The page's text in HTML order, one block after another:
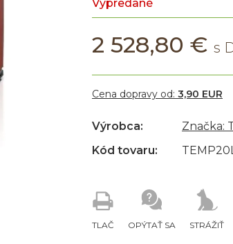
Vypredané
2 528,80 €
TLAČ OPÝTAŤ SA STRÁŽIŤ
Cena dopravy od: 3,90 EUR
Výrobca:
Značka:
Kód tovaru: